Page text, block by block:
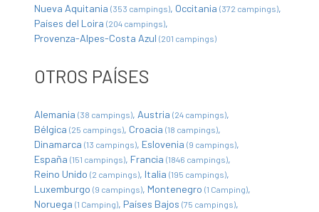
Nueva Aquitania (353 campings) Occitania (372 campings)
Países del Loira (204 campings)
Provenza-Alpes-Costa Azul (201 campings)
OTROS PAÍSES
Alemania (38 campings) Austria (24 campings)
Bélgica (25 campings) Croacia (18 campings)
Dinamarca (13 campings) Eslovenia (9 campings)
España (151 campings) Francia (1846 campings)
Reino Unido (2 campings) Italia (195 campings)
Luxemburgo (9 campings) Montenegro (1 Camping)
Noruega (1 Camping) Países Bajos (75 campings)